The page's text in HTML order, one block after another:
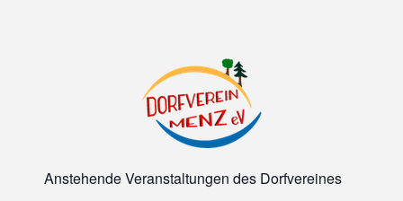
Anstehende Veranstaltungen des Dorfvereines